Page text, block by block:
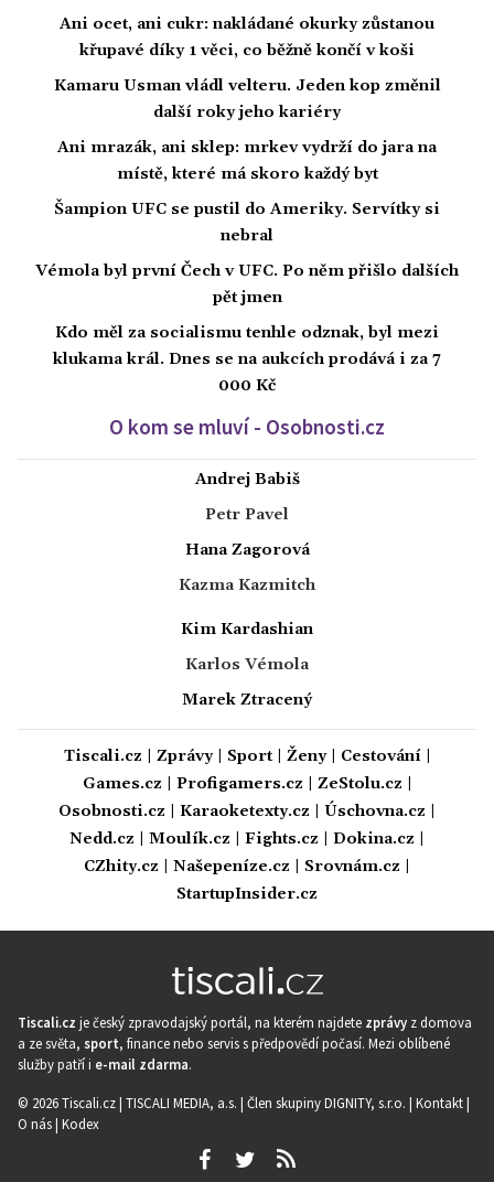
Ani ocet, ani cukr: nakládané okurky zůstanou
křupavé díky 1 věci, co běžně končí v koši
Kamaru Usman vládl velteru. Jeden kop změnil
další roky jeho kariéry
Ani mrazák, ani sklep: mrkev vydrží do jara na
místě, které má skoro každý byt
Šampion UFC se pustil do Ameriky. Servítky si
nebral
Vémola byl první Čech v UFC. Po něm přišlo dalších
pět jmen
Kdo měl za socialismu tenhle odznak, byl mezi
klukama král. Dnes se na aukcích prodává i za 7
000 Kč
O kom se mluví - Osobnosti.cz
Andrej Babiš
Petr Pavel
Hana Zagorová
Kazma Kazmitch
Kim Kardashian
Karlos Vémola
Marek Ztracený
Tiscali.cz Zprávy| Sport| Ženy| Cestování|
Games.cz
Profigamers.cz ZeStolu.cz
Osobnosti.cz
Karaoketexty.cz Úschovna.cz
Nedd.cz
Moulík.cz Fights.cz Dokina.cz
CZhity.cz
Našepeníze.cz Srovnám.cz
StartupInsider.cz
Tiscali.cz je český zpravodajský portál, na kterém najdete zprávy z domova
a ze světa, sport, finance nebo servis s předpovědí počasí. Mezi oblíbené
služby patří i e-mail zdarma.
© 2026 Tiscali.cz | TISCALI MEDIA, a.s. | Člen skupiny DIGNITY, s.r.o. | Kontakt|
O nás| Kodex